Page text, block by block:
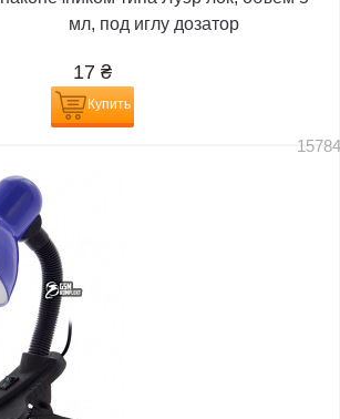
мл, под иглу дозатор
17 ₴
Купить